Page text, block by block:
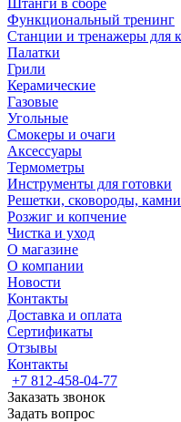
Штанги в сборе
Функциональный тренинг
Станции и тренажеры для
Палатки
Грили
Керамические
Газовые
Угольные
Смокеры и очаги
Аксессуары
Термометры
Инструменты для готовки
Решетки, сковороды, камни
Розжиг и копчение
Чистка и уход
О магазине
О компании
Новости
Контакты
Доставка и оплата
Сертификаты
Отзывы
Контакты
+7 812-458-04-77
Заказать звонок
Задать вопрос